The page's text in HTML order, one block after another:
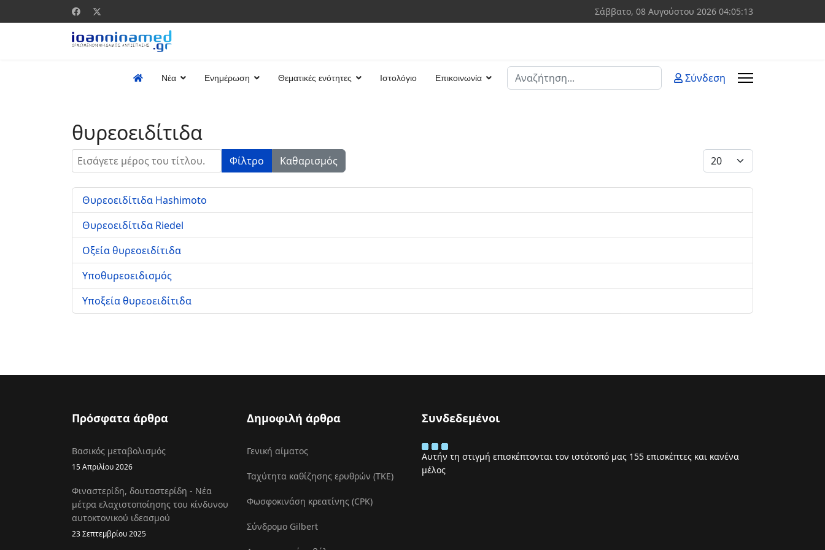
Σάββατο, 08 Αυγούστου 2026 04:05:13
Νέα Ενημέρωση Θεματικές ενότητες Ιστολόγιο Επικοινωνία
Αναζήτηση
Σύνδεση
θυρεοειδίτιδα
Εισάγετε μέρος του τίτλου. Φίλτρο Καθαρισμός Εμφάνιση #
Θυρεοειδίτιδα Hashimoto
Θυρεοειδίτιδα Riedel
Οξεία θυρεοειδίτιδα
Υποθυρεοειδισμός
Υποξεία θυρεοειδίτιδα
Πρόσφατα άρθρα
Βασικός μεταβολισμός
15 Απριλίου 2026
Φιναστερίδη, δουταστερίδη - Νέα
μέτρα ελαχιστοποίησης του κίνδυνου
αυτοκτονικού ιδεασμού
23 Σεπτεμβρίου 2025
Δημοφιλή άρθρα
Γενική αίματος
Ταχύτητα καθίζησης ερυθρών (ΤΚΕ)
Φωσφοκινάση κρεατίνης (CPK)
Σύνδρομο Gilbert
Συνδεδεμένοι
Αυτήν τη στιγμή επισκέπτονται τον ιστότοπό μας 155 επισκέπτες και κανένα
μέλος